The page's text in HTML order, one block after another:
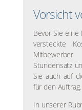
Vorsicht
Bevor Sie
versteckte
Stundensatz
Sie auch auf
für den Auftrag.
In unserer